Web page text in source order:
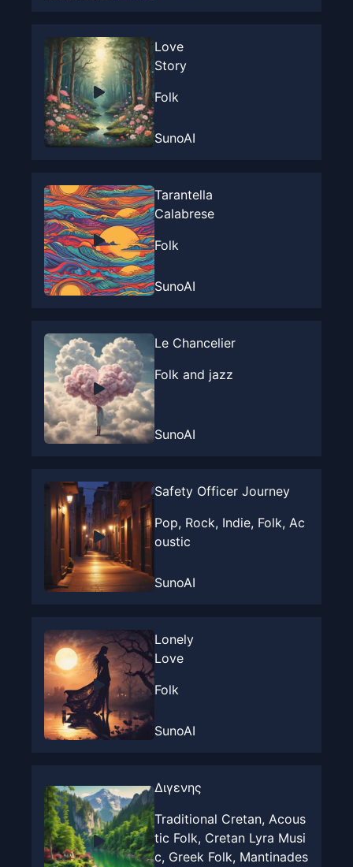
Love
Story
Folk
SunoAI
Tarantella
Calabrese
Folk
SunoAI
Le Chancelier
Folk and jazz
SunoAI
Safety Officer Journey
Pop, Rock, Indie, Folk, Ac
oustic
SunoAI
Lonely
Love
Folk
SunoAI
Διγενης
Traditional Cretan, Acous
tic Folk, Cretan Lyra Musi
c, Greek Folk, Mantinades